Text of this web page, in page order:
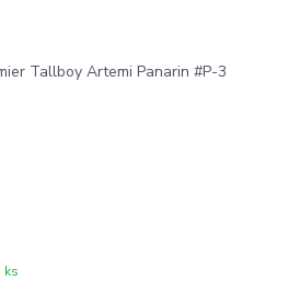
ks